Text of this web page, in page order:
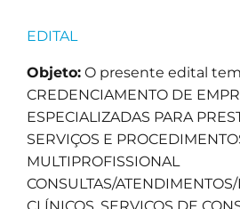
EDITAL
Objeto: O presente edital
CREDENCIAMENTO DE
ESPECIALIZADAS PARA
SERVIÇOS E
MULTIPROFISSIONAL
CONSULTAS/